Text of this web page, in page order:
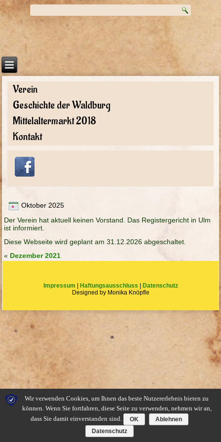
Verein
Geschichte der Waldburg
Mittelaltermarkt 2018
Kontakt
Oktober 2025
Der Verein hat aktuell keinen Vorstand. Das Registergericht in Ulm
ist informiert.
Diese Webseite wird geplant am 31.12.2026 abgeschaltet.
« Dezember 2021
Impressum | Haftungsausschluss | Datenschutz
Designed by Monika Knöpfle
Wir verwenden Cookies, um Ihnen das beste Nutzererlebnis bieten zu
können. Wenn Sie fortfahren, diese Seite zu verwenden, nehmen wir an,
dass Sie damit einverstanden sind.
OK
Ablehnen
Datenschutz